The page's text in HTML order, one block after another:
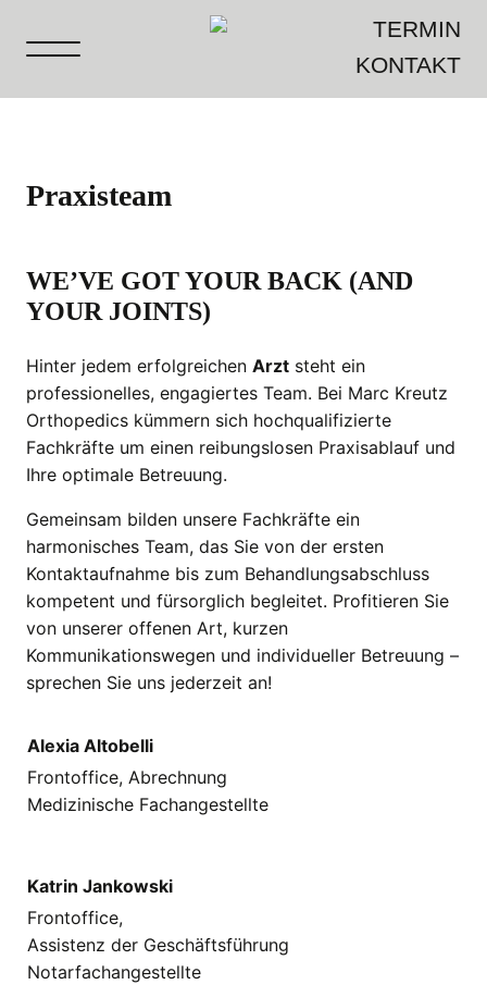
TERMIN
KONTAKT
Praxisteam
WE’VE GOT YOUR BACK (AND
YOUR JOINTS)
Hinter jedem erfolgreichen Arzt steht ein
professionelles, engagiertes Team. Bei Marc Kreutz
Orthopedics kümmern sich hochqualifizierte
Fachkräfte um einen reibungslosen Praxisablauf und
Ihre optimale Betreuung.
Gemeinsam bilden unsere Fachkräfte ein
harmonisches Team, das Sie von der ersten
Kontaktaufnahme bis zum Behandlungsabschluss
kompetent und fürsorglich begleitet. Profitieren Sie
von unserer offenen Art, kurzen
Kommunikationswegen und individueller Betreuung –
sprechen Sie uns jederzeit an!
Alexia Altobelli
Frontoffice, Abrechnung
Medizinische Fachangestellte
Katrin Jankowski
Frontoffice,
Assistenz der Geschäftsführung
Notarfachangestellte